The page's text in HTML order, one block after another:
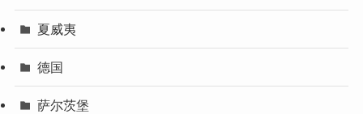
夏威夷
德国
萨尔茨堡